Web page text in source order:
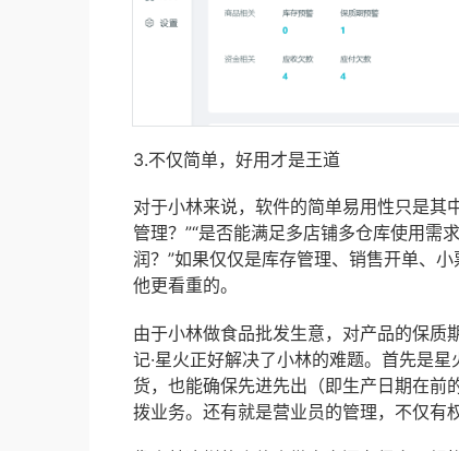
3.不仅简单，好用才是王道
对于小林来说，软件的简单易用性只是其
管理？”“是否能满足多店铺多仓库使用需
润？”如果仅仅是库存管理、销售开单、
他更看重的。
由于小林做食品批发生意，对产品的保质
记·星火正好解决了小林的难题。首先是
货，也能确保先进先出（即生产日期在前
拨业务。还有就是营业员的管理，不仅有